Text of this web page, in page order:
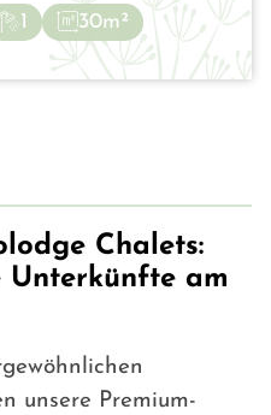
1 30m²
Chalets:
Unterkünfte am
unsere Premium-